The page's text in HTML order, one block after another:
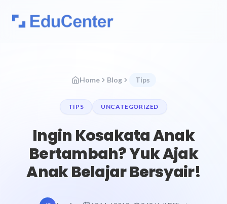
Home Blog Tips
TIPS UNCATEGORIZED
Ingin Kosakata Anak
Bertambah? Yuk Ajak
Anak Belajar Bersyair!